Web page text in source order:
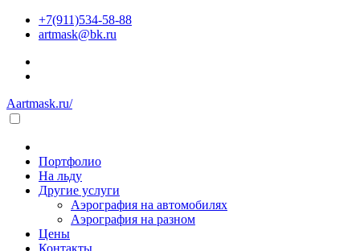
+7(911)534-58-88
artmask@bk.ru
Aartmask.ru/
Портфолио
На льду
Другие услуги
Аэрография на автомобилях
Аэрография на разном
Цены
Контакты